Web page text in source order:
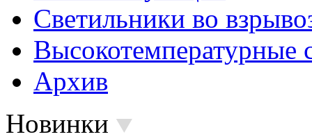
Светильники во
Высокотемпературные
Архив
Новинки